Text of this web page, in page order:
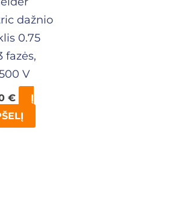
dažnio
0.75
fazės,
V
€
Į